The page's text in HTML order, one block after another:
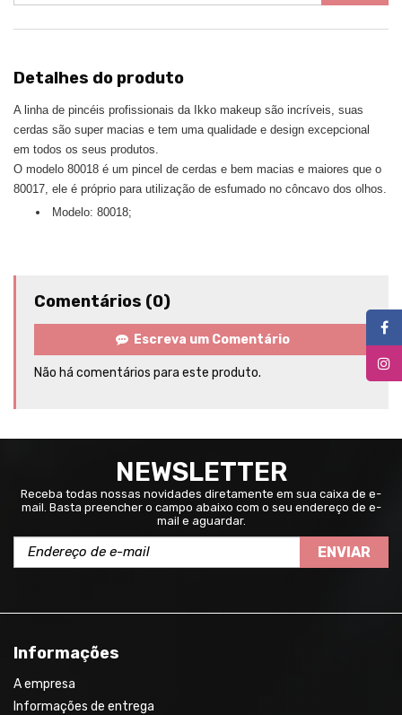
Detalhes do produto
A linha de pincéis profissionais da Ikko makeup são incríveis, suas
cerdas são super macias e tem uma qualidade e design excepcional
em todos os seus produtos.
O modelo 80018 é um pincel de cerdas e bem macias e maiores que o
80017, ele é próprio para utilização de esfumado no côncavo dos olhos.
Modelo: 80018;
Comentários (0)
Escreva um Comentário
Não há comentários para este produto.
NEWSLETTER
Receba todas nossas novidades diretamente em sua caixa de e-
mail. Basta preencher o campo abaixo com o seu endereço de e-
mail e aguardar.
ENVIAR
Informações
A empresa
Informações de entrega